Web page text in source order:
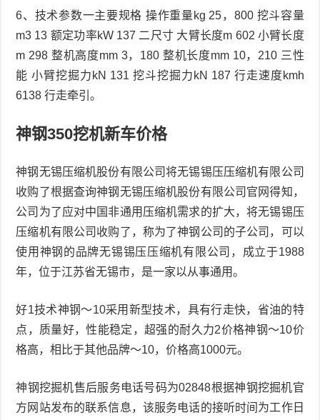
6、技术参数一主要规格 操作重量kg 25，800 挖斗容量
m3 13 额定功率kW 137 二尺寸 大臂长度m 602 小臂长度
m 298 整机高度mm 3，180 整机长度mm 10，210 三性
能 小臂挖掘力kN 131 挖斗挖掘力kN 187 行走速度kmh
6138 行走牵引。
神钢350挖机新车价格
神钢无锡压缩机股份有限公司将无锡锡压压缩机有限公司
收购了根据查询神钢无锡压缩机股份有限公司官网得知，
公司为了应对中国非通用压缩机需求的扩大，将无锡锡压
压缩机有限公司收购了，称为了神钢公司的子公司，可以
使用神钢的品牌无锡锡压压缩机有限公司，成立于1988
年，位于江苏省无锡市，是一家以从事通用。
好1技术神钢～10采用新型技术，具有行走快，省油的特
点，质量好，性能稳定，超强的耐久力2价格神钢～10价
格高，相比于其他品牌～10，价格高1000元。
神钢挖掘机售后服务电话号码为02848根据神钢挖掘机官
方网站发布的联系信息，该服务电话的接听时间为工作日